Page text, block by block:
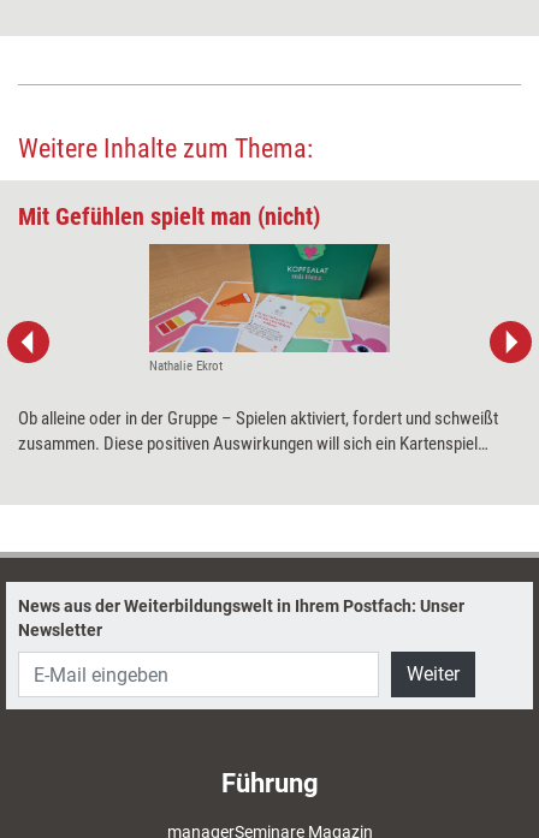
Weitere Inhalte zum Thema:
Mit Gefühlen spielt man (nicht)
Nathalie Ekrot
Ob alleine oder in der Gruppe – Spielen aktiviert, fordert und schweißt
zusammen. Diese positiven Auswirkungen will sich ein Kartenspiel
News aus der Weiterbildungswelt in Ihrem Postfach: Unser
Newsletter
Weiter
Führung
managerSeminare Magazin